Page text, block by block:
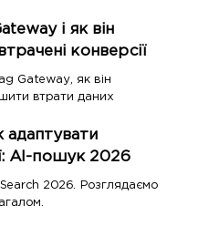
і як він
конверсії
Gateway, як він
втрати даних
адаптувати
AI-пошук 2026
2026. Розглядаємо